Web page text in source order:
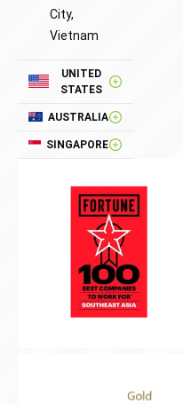
City,
Vietnam
UNITED
STATES
AUSTRALIA
SINGAPORE